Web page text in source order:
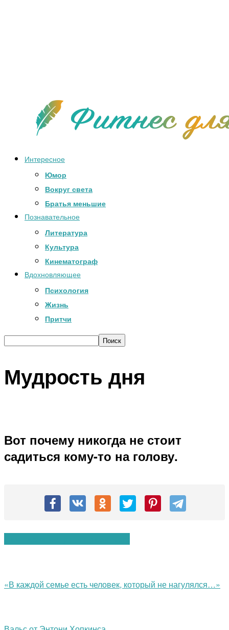
Интересное
Юмор
Вокруг света
Братья меньшие
Познавательное
Литература
Культура
Кинематограф
Вдохновляющее
Психология
Жизнь
Притчи
Мудрость дня
Вот почему никогда не стоит
садиться кому-то на голову.
«В каждой семье есть человек, который не нагулялся…»